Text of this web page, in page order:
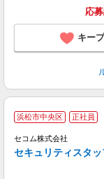
応
キー
浜松市中央区 正社員
セコム株式会社
セキュリティスタッ